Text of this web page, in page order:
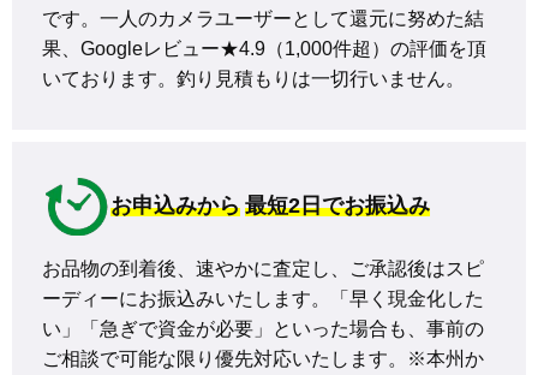
です。一人のカメラユーザーとして還元に努めた結
果、Googleレビュー★4.9（1,000件超）の評価を頂
いております。釣り見積もりは一切行いません。
お申込みから 最短2日でお振込み
お品物の到着後、速やかに査定し、ご承認後はスピ
ーディーにお振込みいたします。「早く現金化した
い」「急ぎで資金が必要」といった場合も、事前の
ご相談で可能な限り優先対応いたします。※本州か